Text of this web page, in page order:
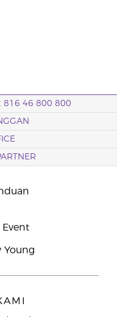
816 46 800 800
Event
Young